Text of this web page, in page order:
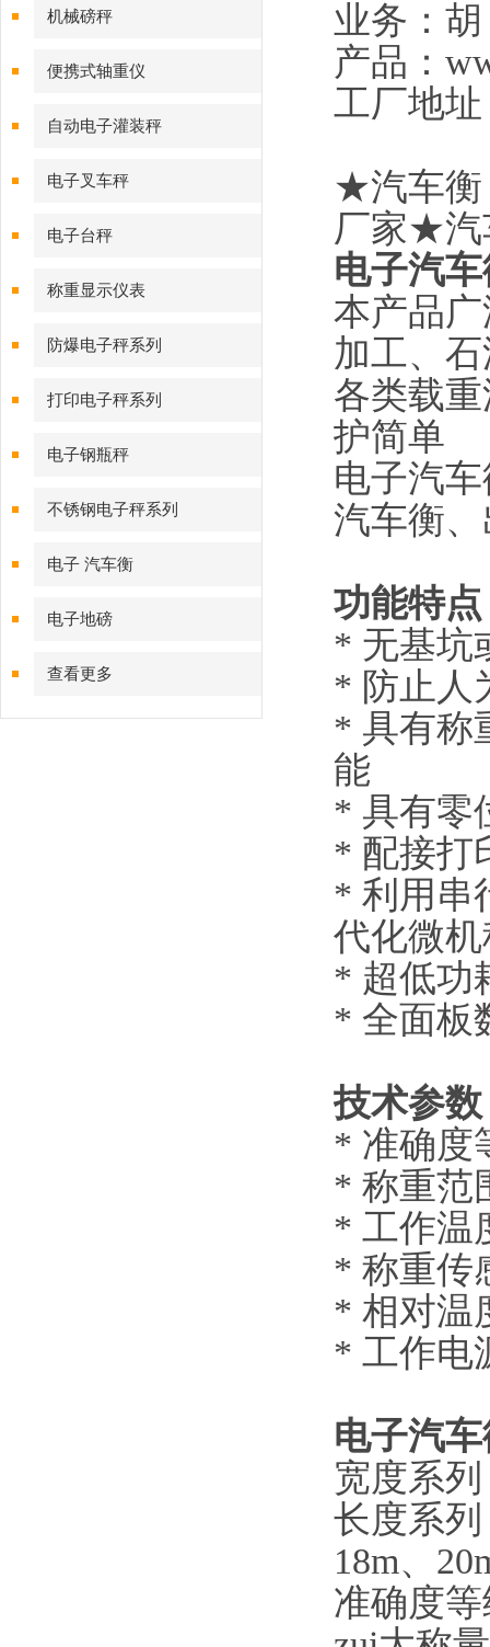
机械磅秤
便携式轴重仪
自动电子灌装秤
电子叉车秤
电子台秤
称重显示仪表
防爆电子秤系列
打印电子秤系列
电子钢瓶秤
不锈钢电子秤系列
电子 汽车衡
电子地磅
查看更多
业务：胡
产品：
工厂地
★汽车衡
厂家★汽
电子汽
本产品
加工、
各类载
护简单
电子汽
汽车衡
功能特点
* 无基
* 防止
* 具有称
能
* 具有
* 配接
* 利用串
代化
* 超
* 全面板
技术参数
* 准确
* 称重
* 工作
* 称重
* 相
* 工作电
电子汽
宽度系列
长度系列
18m、
准确度